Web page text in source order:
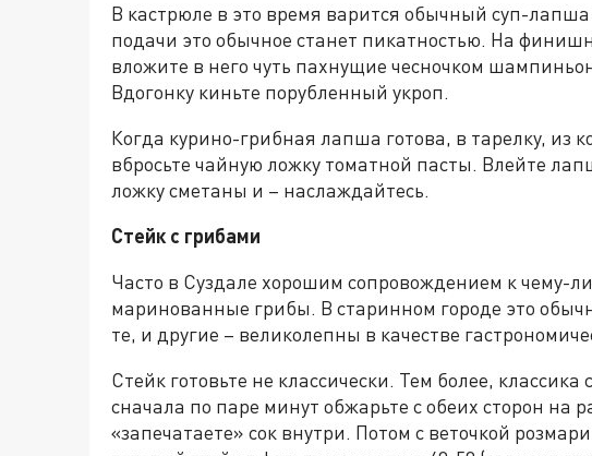
В кастрюле в это время варится обычный суп-
подачи это обычное станет пикатностью. На
вложите в него чуть пахнущие чесночком
Вдогонку киньте порубленный укроп.
Когда курино-грибная лапша готова, в тарелку, из
вбросьте чайную ложку томатной пасты. Влейте
ложку сметаны и – наслаждайтесь.
Стейк с грибами
Часто в Суздале хорошим сопровождением к чему-
маринованные грибы. В старинном городе это
те, и другие – великолепны в качестве
Стейк готовьте не классически. Тем более,
сначала по паре минут обжарьте с обеих сторон на
«запечатаете» сок внутри. Потом с веточкой